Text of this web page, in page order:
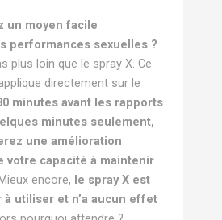
un moyen facile
performances sexuelles ?
plus loin que le spray X. Ce
directement sur le
minutes avant les rapports
minutes seulement,
une amélioration
votre capacité à maintenir
encore, le spray X est
utiliser et n’a aucun effet